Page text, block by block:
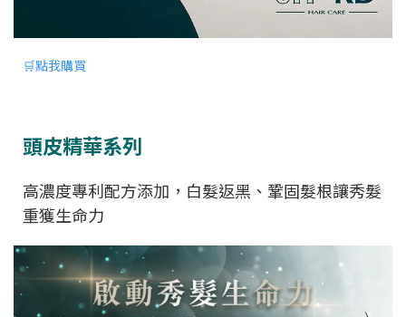
🛒點我購買
頭皮精華系列
高濃度專利配方添加，白髮返黑、鞏固髮根讓秀髮
重獲生命力